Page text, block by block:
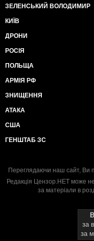
ЗЕЛЕНСЬКИЙ ВОЛОДИМИР
КИЇВ
ДРОНИ
РОСІЯ
ПОЛЬЩА
АРМІЯ РФ
ЗНИЩЕННЯ
АТАКА
США
ГЕНШТАБ ЗС
Переглядаючи наш сайт, Ви
Редакція Цензор.НЕТ може не
за матеріали в
за
за